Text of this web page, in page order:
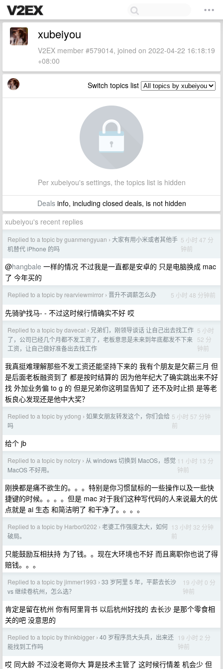
xubeiyou
V2EX member #579014, joined on 2022-04-22 16:18:19
+08:00
Switch topics list
Per xubeiyou's settings, the topics list is hidden
Dealsinfo, including closed deals, is not hidden
xubeiyou's recent replies
Replied to a topic by guanmengyuan › 大家有用小米或者其他手
机替代 iPhone 的吗
5 小时 47 分
钟前
@hangbale 一样的情况 不过我是一直都是安卓的 只是电脑换成 mac
了 今年买的
Replied to a topic by rearviewmirror › 晋升不调薪怎么办 5 小时 48 分钟前
先骑驴找马- - 不过这时候行情确实不好 哎
Replied to a topic by davecat › 兄弟们，刚领导谈话 让自己出去找工作
了，公司已经几个月都不发工资了，老板意思是未来到年底都发不下来
工资，让自己做好准备出去找工作
5 小时
52 分
钟前
我真挺难理解那些不发工资还能坚持下来的 我有个朋友是欠薪三月 但
是后面老板融资到了 都是按时结算的 因为他年纪大了确实跳出来不好
找 外加业务偏 to g 的 但是兄弟你这明显告知了 还不及时止损 是等老
板良心发现还是他中大奖？
Replied to a topic by ydong › 如果女朋友转发这个，你们会给
吗
5 小时 57 分钟
前
给个 jb
Replied to a topic by notcry › 从 windows 切换到 MacOS，感觉
MacOS 不好用。
11 小时 13 分
钟前
刚换都是痛不欲生的。。。特别是你习惯鼠标的一些操作以及一些快
捷键的时候。。。。但是 mac 对于我们这种写代码的人来说最大的优
点就是 ai 生态 和简洁明了 和干净了。。。。
Replied to a topic by Harbor0202 › 老婆工作强度太大，如何
破局。
13 小时 32 分钟
前
只能鼓励互相扶持 为了钱。。现在大环境也不好 而且离职你也说了得
赔钱。。。
Replied to a topic by jimmer1993 › 33 岁阿里 5 年，平薪去长沙
vs 继续卷杭州，怎么选？
19 小时 0 分
钟前
肯定是留在杭州 你有阿里背书 以后杭州好找的 去长沙 是那个零食相
关的吧 没意思的
Replied to a topic by thinkbigger › 40 岁程序员大头兵，出来还
能找到工作吗
19 小时 2 分
钟前
哎 同大龄 不过没老哥你大 算是技术主管了 这时候行情差 机会少 但